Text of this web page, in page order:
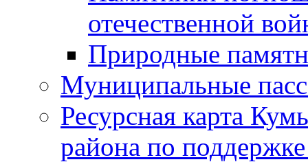
отечественной
Природные
Муниципальные
Ресурсная карта
района по